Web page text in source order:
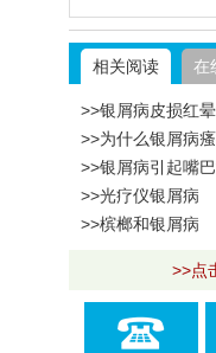
相关阅读 在
>>银屑病皮损红
>>为什么银屑病
>>银屑病引起嘴
>>光疗仪银屑病
>>槟榔和银屑病
>>点